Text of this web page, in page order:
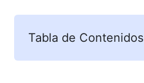
Tabla de Contenidos